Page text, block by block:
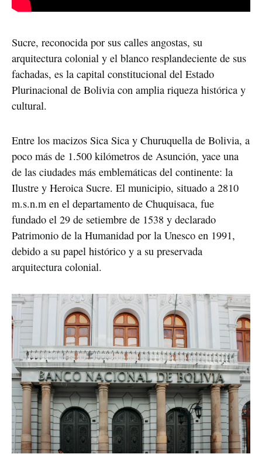
Sucre, reconocida por sus calles angostas, su
arquitectura colonial y el blanco resplandeciente de sus
fachadas, es la capital constitucional del Estado
Plurinacional de Bolivia con amplia riqueza histórica y
cultural.
Entre los macizos Sica Sica y Churuquella de Bolivia, a
poco más de 1.500 kilómetros de Asunción, yace una
de las ciudades más emblemáticas del continente: la
Ilustre y Heroica Sucre. El municipio, situado a 2810
m.s.n.m en el departamento de Chuquisaca, fue
fundado el 29 de setiembre de 1538 y declarado
Patrimonio de la Humanidad por la Unesco en 1991,
debido a su papel histórico y a su preservada
arquitectura colonial.